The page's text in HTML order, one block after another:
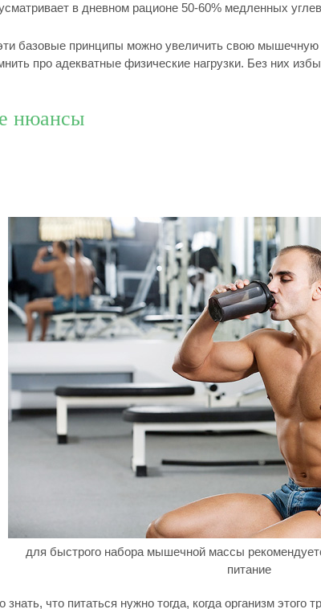
в дневном рационе 50-60% медленных
базовые принципы можно увеличить свою мышечную
про адекватные физические нагрузки. Без них
нюансы
для быстрого набора мышечной массы
питание
знать, что питаться нужно тогда, когда организм